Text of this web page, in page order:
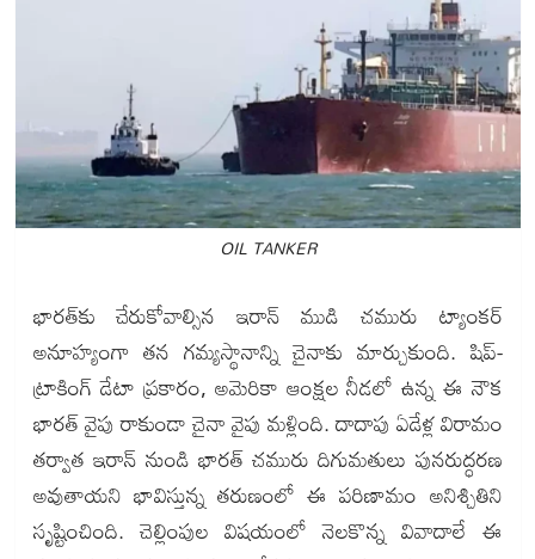
OIL TANKER
భారత్‌కు చేరుకోవాల్సిన ఇరాన్ ముడి చమురు ట్యాంకర్
అనూహ్యంగా తన గమ్యస్థానాన్ని చైనాకు మార్చుకుంది. షిప్-
ట్రాకింగ్ డేటా ప్రకారం, అమెరికా ఆంక్షల నీడలో ఉన్న ఈ నౌక
భారత్ వైపు రాకుండా చైనా వైపు మళ్లింది. దాదాపు ఏడేళ్ల విరామం
తర్వాత ఇరాన్ నుండి భారత్ చమురు దిగుమతులు పునరుద్ధరణ
అవుతాయని భావిస్తున్న తరుణంలో ఈ పరిణామం అనిశ్చితిని
సృష్టించింది. చెల్లింపుల విషయంలో నెలకొన్న వివాదాలే ఈ